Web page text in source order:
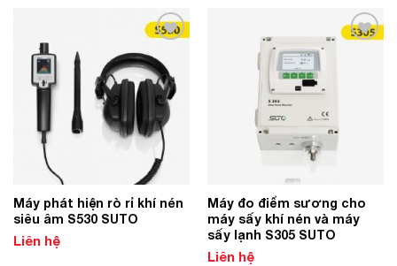
Add to
Wishlist
Máy phát hiện rò rỉ khí nén
siêu âm S530 SUTO
Liên hệ
Máy đo điểm sương cho
máy sấy khí nén và máy
sấy lạnh S305 SUTO
Liên hệ